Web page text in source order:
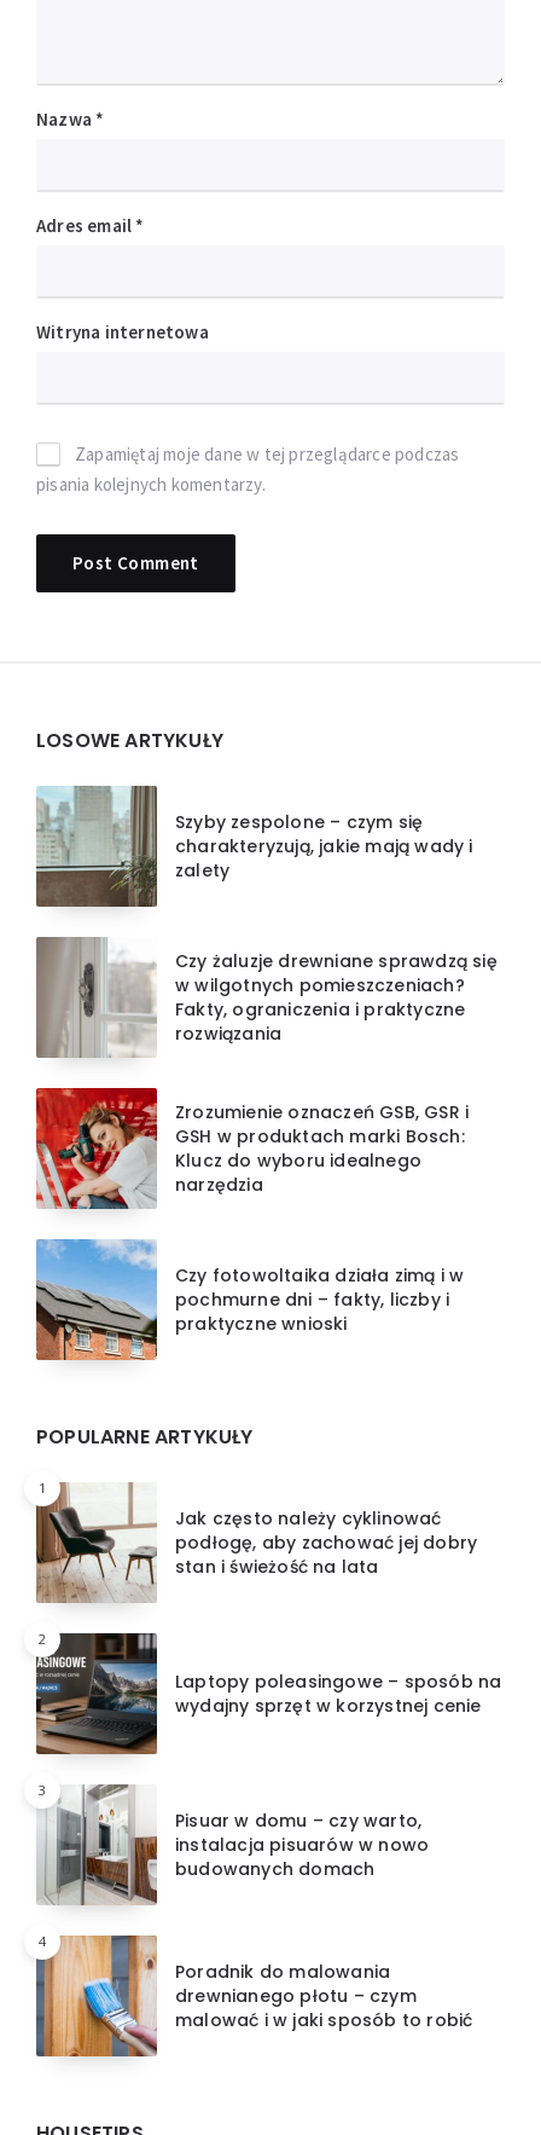
Nazwa *
Adres email *
Witryna internetowa
Zapamiętaj moje dane w tej przeglądarce podczas
pisania kolejnych komentarzy.
Widgets
LOSOWE ARTYKUŁY
Szyby zespolone – czym się
charakteryzują, jakie mają wady i
zalety
Czy żaluzje drewniane sprawdzą się
w wilgotnych pomieszczeniach?
Fakty, ograniczenia i praktyczne
rozwiązania
Zrozumienie oznaczeń GSB, GSR i
GSH w produktach marki Bosch:
Klucz do wyboru idealnego
narzędzia
Czy fotowoltaika działa zimą i w
pochmurne dni – fakty, liczby i
praktyczne wnioski
POPULARNE ARTYKUŁY
1
Jak często należy cyklinować
podłogę, aby zachować jej dobry
stan i świeżość na lata
2
Laptopy poleasingowe – sposób na
wydajny sprzęt w korzystnej cenie
3
Pisuar w domu – czy warto,
instalacja pisuarów w nowo
budowanych domach
4
Poradnik do malowania
drewnianego płotu – czym
malować i w jaki sposób to robić